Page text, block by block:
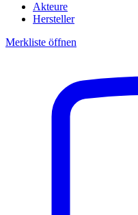
Akteure
Hersteller
Merkliste öffnen